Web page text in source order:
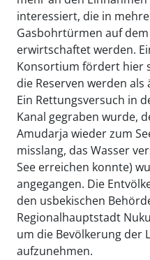
interessiert, die in
Gasbohrtürmen auf
erwirtschaftet werden.
Konsortium fördert hier
die Reserven werden
Ein Rettungsversuch in
Kanal gegraben wurde,
Amudarja wieder zum
misslang, das Wasser
See erreichen konnte)
angegangen. Die
den usbekischen
Regionalhauptstadt
um die Bevölkerung der
aufzunehmen.